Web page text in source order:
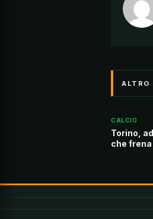
ALTRO
CALCIO
Torino,
che